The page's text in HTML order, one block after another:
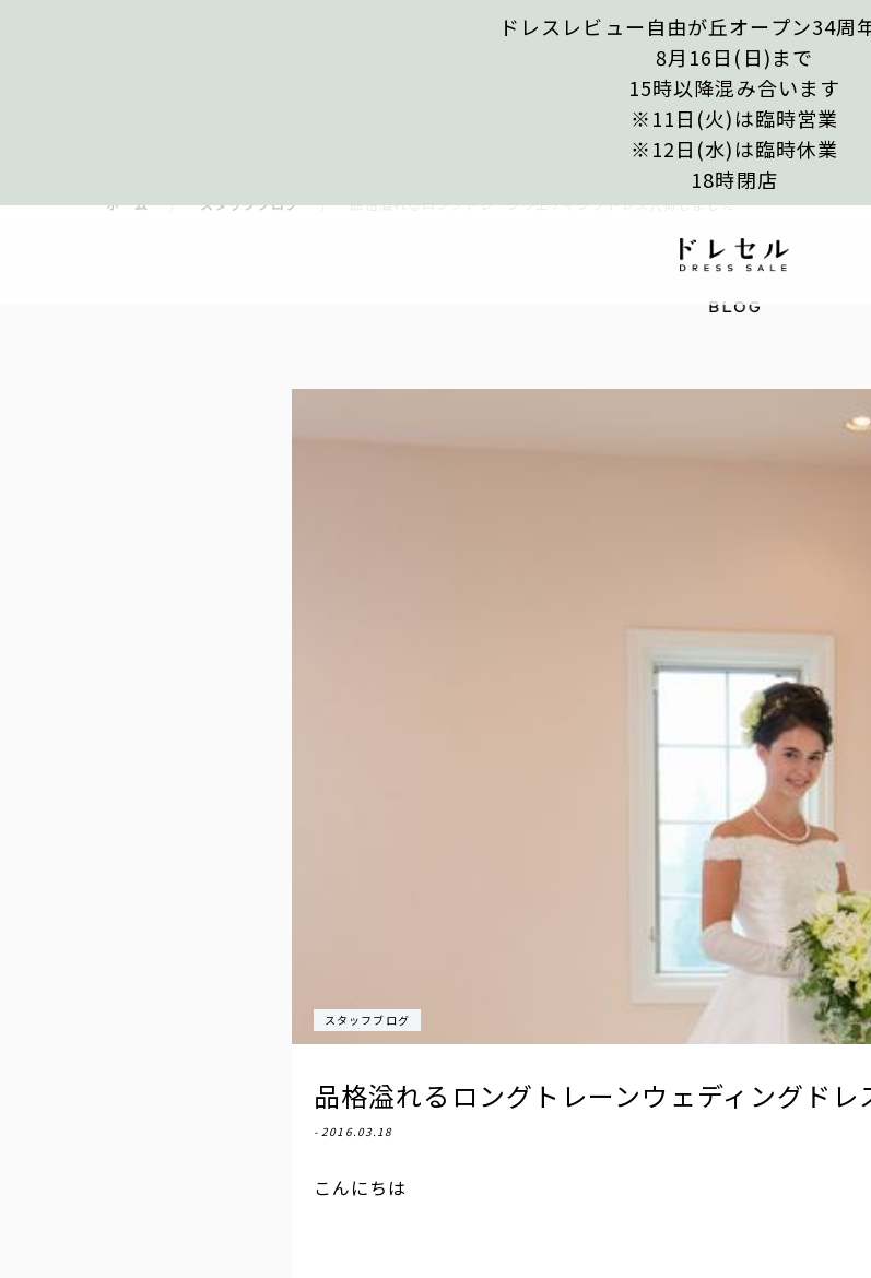
ドレスレビュー自由が丘オープン34周
8月16日(日)まで
15時以降混み合います
※11日(火)は臨時営業
※12日(水)は臨時休業
18時閉店
ホーム スタッフブログ 品格溢れるロングトレーンウェディングドレス入荷しました
スタッフブログ
品格溢れるロングトレーンウェディングドレ
- 2016.03.18
こんにちは